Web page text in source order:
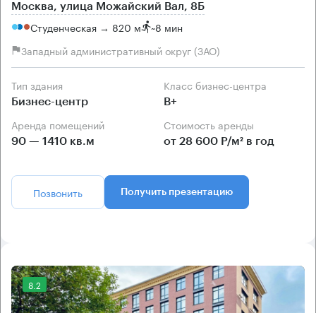
Москва, улица Можайский Вал, 8Б
Студенческая → 820 м ~8 мин
Западный административный округ (ЗАО)
Тип здания
Бизнес-центр
Класс бизнес-центра
B+
Аренда помещений
90 — 1410 кв.м
Стоимость аренды
от 28 600 Р/м² в год
Позвонить Получить презентацию
8.2